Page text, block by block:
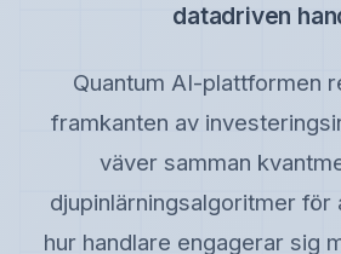
datadriven
Quantum AI-plattformen
framkanten av
väver samman
djupinlärningsalgoritmer för
hur handlare engagerar sig